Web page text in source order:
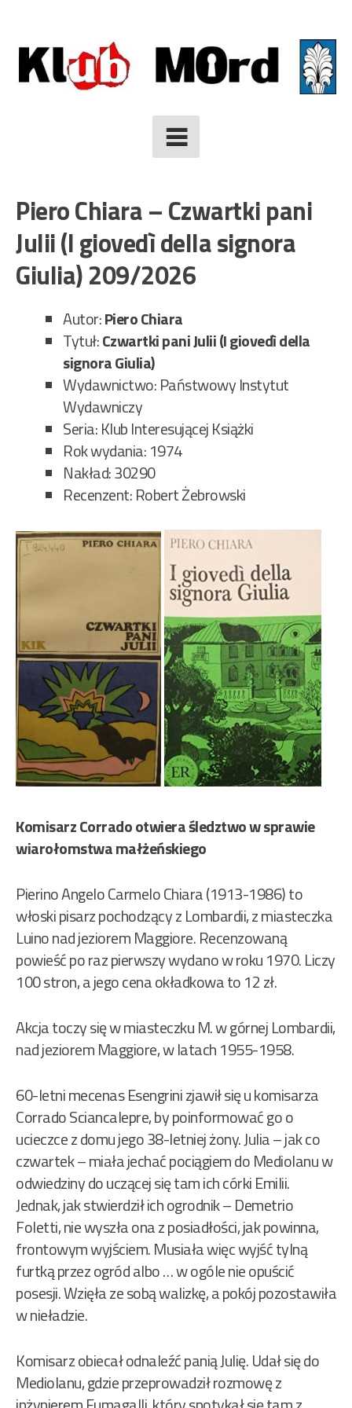
to
content
Piero Chiara – Czwartki pani
Julii (I giovedì della signora
Giulia) 209/2026
Autor:Piero Chiara
Tytuł:Czwartki pani Julii (I giovedì della
signora Giulia)
Wydawnictwo: Państwowy Instytut
Wydawniczy
Seria: Klub Interesującej Książki
Rok wydania: 1974
Nakład: 30290
Recenzent: Robert Żebrowski
Komisarz Corrado otwiera śledztwo w sprawie
wiarołomstwa małżeńskiego
Pierino Angelo Carmelo Chiara (1913-1986) to
włoski pisarz pochodzący z Lombardii, z miasteczka
Luino nad jeziorem Maggiore. Recenzowaną
powieść po raz pierwszy wydano w roku 1970. Liczy
100 stron, a jego cena okładkowa to 12 zł.
Akcja toczy się w miasteczku M. w górnej Lombardii,
nad jeziorem Maggiore, w latach 1955-1958.
60-letni mecenas Esengrini zjawił się u komisarza
Corrado Sciancalepre, by poinformować go o
ucieczce z domu jego 38-letniej żony. Julia – jak co
czwartek – miała jechać pociągiem do Mediolanu w
odwiedziny do uczącej się tam ich córki Emilii.
Jednak, jak stwierdził ich ogrodnik – Demetrio
Foletti, nie wyszła ona z posiadłości, jak powinna,
frontowym wyjściem. Musiała więc wyjść tylną
furtką przez ogród albo … w ogóle nie opuścić
posesji. Wzięła ze sobą walizkę, a pokój pozostawiła
w nieładzie.
Komisarz obiecał odnaleźć panią Julię. Udał się do
Mediolanu, gdzie przeprowadził rozmowę z